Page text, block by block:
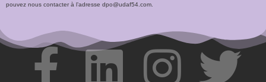
pouvez nous contacter à l’adresse dpo@udaf54.com.